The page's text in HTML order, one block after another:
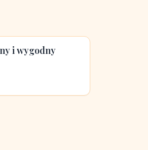
i wygodny